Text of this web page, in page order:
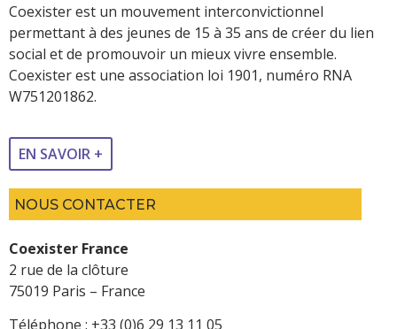
Coexister est un mouvement interconvictionnel
permettant à des jeunes de 15 à 35 ans de créer du lien
social et de promouvoir un mieux vivre ensemble.
Coexister est une association loi 1901, numéro RNA
W751201862.
EN SAVOIR +
NOUS CONTACTER
Coexister France
2 rue de la clôture
75019 Paris – France
Téléphone : +33 (0)6 29 13 11 05